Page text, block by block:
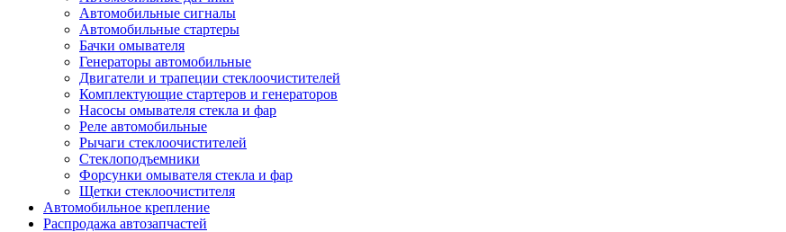
Автомобильные сигналы
Автомобильные стартеры
Бачки омывателя
Генераторы автомобильные
Двигатели и трапеции стеклоочистителей
Комплектующие стартеров и генераторов
Насосы омывателя стекла и фар
Реле автомобильные
Рычаги стеклоочистителей
Стеклоподъемники
Форсунки омывателя стекла и фар
Щетки стеклоочистителя
Автомобильное крепление
Распродажа автозапчастей